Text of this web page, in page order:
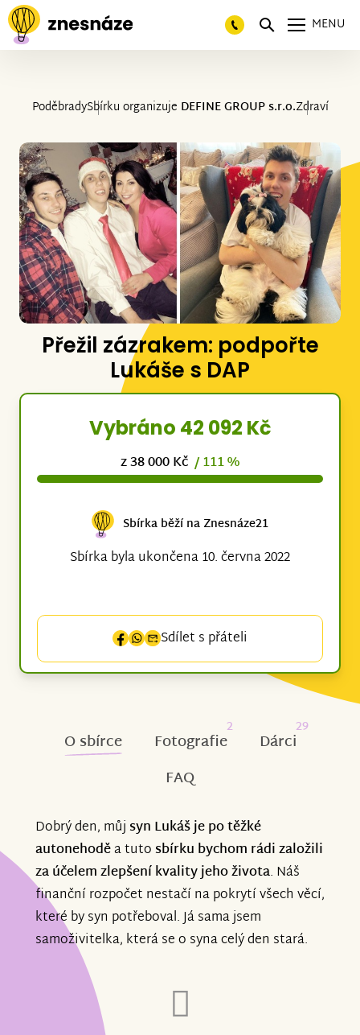
MENU
PoděbradySbírku organizuje DEFINE GROUP s.r.o.Zdraví
Přežil zázrakem: podpořte
Lukáše s DAP
Vybráno 42 092 Kč
z 38 000 Kč / 111 %
Sbírka běží na Znesnáze21
Sbírka byla ukončena 10. června 2022
Sdílet s přáteli
O sbírce Fotografie
2
Dárci
29
FAQ
Dobrý den, můjsyn Lukáš je po těžké
autonehoděa tutosbírku bychom rádi založili
za účelem zlepšení kvality jeho života. Náš
finanční rozpočet nestačí na pokrytí všech věcí,
které by syn potřeboval. Já sama jsem
samoživitelka, která se o syna celý den stará.